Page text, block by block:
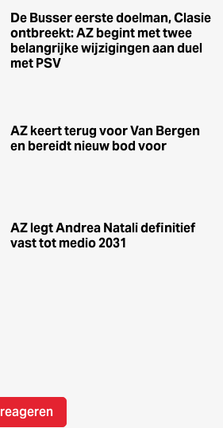
De Busser eerste doelman, Clasie
ontbreekt: AZ begint met twee
belangrijke wijzigingen aan duel
met PSV
AZ keert terug voor Van Bergen
en bereidt nieuw bod voor
AZ legt Andrea Natali definitief
vast tot medio 2031